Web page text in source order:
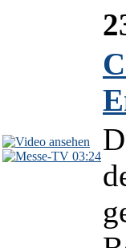
03:24